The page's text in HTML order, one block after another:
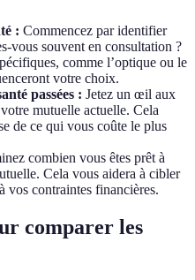
: Commencez par identifier
vous souvent en consultation ?
comme l’optique ou le
votre choix.
passées : Jetez un œil aux
mutuelle actuelle. Cela
de ce qui vous coûte le plus
combien vous êtes prêt à
Cela vous aidera à cibler
vos contraintes financières.
comparer les